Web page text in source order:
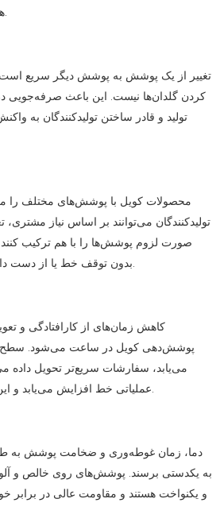
همان خط تولید به کار گیرند.
تغییر از یک پوشش به پوشش دیگر سریع است.
کردن گلدان‌ها نیست. این باعث صرفه‌جویی
تولید و قادر ساختن تولیدکنندگان به
محصولات کویل با پوشش‌های مختلف را
تولیدکنندگان می‌توانند بر اساس نیاز مشتری،
صورت لزوم پوشش‌ها را با هم ترکیب
بدون توقف خط یا از دست دادن بهره‌وری، مدیریت کنند.
کاهش زمان‌های از کارافتادگی و
پوشش‌دهی کویل در ساعت می‌شود. سطح
می‌یابد، سفارشات سریع‌تر تحویل داده
عملیاتی خط افزایش می‌یابد و این به نفع تولیدکنندگان است.
دما، زمان غوطه‌وری و ضخامت پوشش به
به یکدستی برسند. پوشش‌های روی خالص و
و یکنواخت هستند و مقاومت عالی در برابر